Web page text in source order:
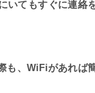
いてもすぐに連絡
も、WiFiがあれば